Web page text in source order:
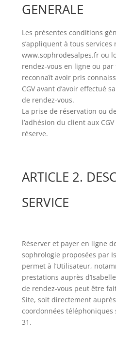
GENERALE
Les présentes conditions
s’appliquent à tous services
www.sophrodesalpes.fr ou
rendez-vous en ligne ou
reconnaît avoir pris
CGV avant d’avoir effectué
de rendez-vous.
La prise de réservation ou
l’adhésion du client aux
réserve.
ARTICLE 2.
SERVICE
Réserver et payer en ligne
sophrologie proposées par
permet à l’Utilisateur,
prestations auprès
de rendez-vous peut être
Site, soit directement auprès
coordonnées téléphoniques
31.